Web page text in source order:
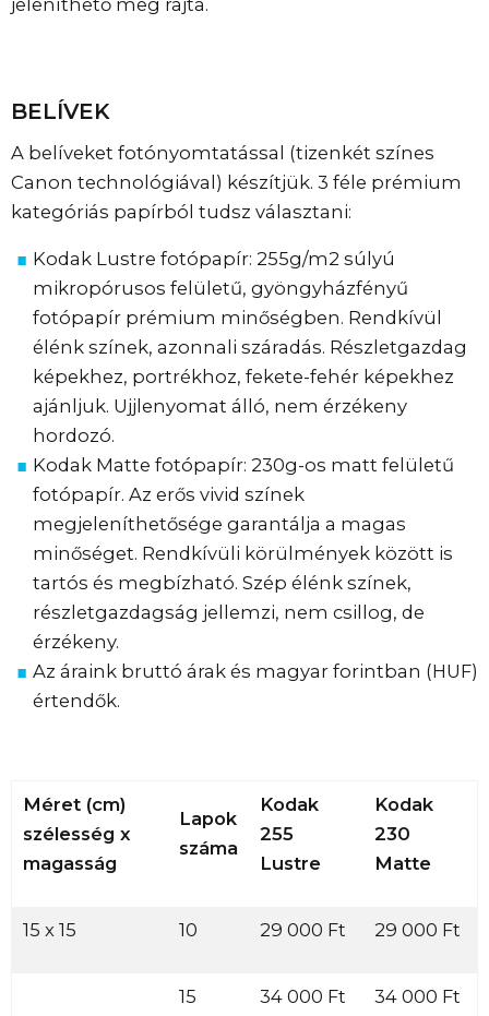
BELÍVEK
A belíveket fotónyomtatással (tizenkét színes
Canon technológiával) készítjük. 3 féle prémium
kategóriás papírból tudsz választani:
Kodak Lustre fotópapír: 255g/m2 súlyú
mikropórusos felületű, gyöngyházfényű
fotópapír prémium minőségben. Rendkívül
élénk színek, azonnali száradás. Részletgazdag
képekhez, portrékhoz, fekete-fehér képekhez
ajánljuk. Ujjlenyomat álló, nem érzékeny
hordozó.
Kodak Matte fotópapír: 230g-os matt felületű
fotópapír. Az erős vivid színek
megjeleníthetősége garantálja a magas
minőséget. Rendkívüli körülmények között is
tartós és megbízható. Szép élénk színek,
részletgazdagság jellemzi, nem csillog, de
érzékeny.
Az áraink bruttó árak és magyar forintban (HUF)
értendők.
Méret (cm)
szélesség x
magasság
Lapok
száma
Kodak
255
Lustre
Kodak
230
Matte
15 x 15 10 29 000 Ft 29 000 Ft
15 34 000 Ft 34 000 Ft